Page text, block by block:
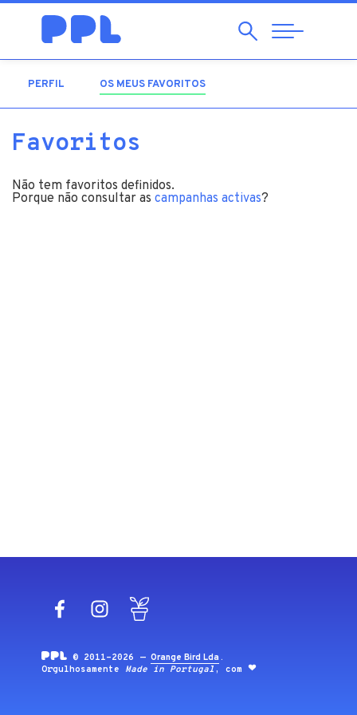
Pesquisar
Abrir
Navegação
PERFIL OS MEUS FAVORITOS
Favoritos
Não tem favoritos definidos.
Porque não consultar as campanhas activas?
FacebookInstagram
© 2011-2026 —Orange Bird Lda .
Orgulhosamente Made in Portugal , com